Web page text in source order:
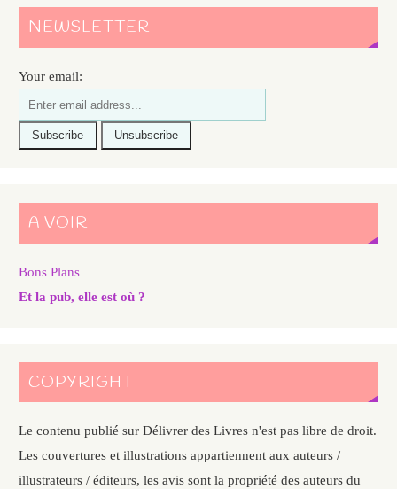
NEWSLETTER
Your email:
A VOIR
Bons Plans
Et la pub, elle est où ?
COPYRIGHT
Le contenu publié sur Délivrer des Livres n'est pas libre de droit.
Les couvertures et illustrations appartiennent aux auteurs /
illustrateurs / éditeurs, les avis sont la propriété des auteurs du